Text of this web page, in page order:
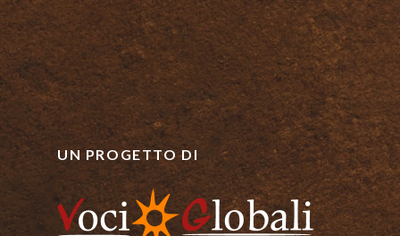
UN PROGETTO DI